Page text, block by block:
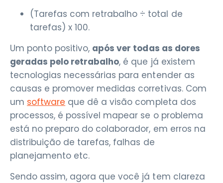
(Tarefas com retrabalho ÷ total de
tarefas) x 100.
Um ponto positivo, após ver todas as dores
geradas pelo retrabalho, é que já existem
tecnologias necessárias para entender as
causas e promover medidas corretivas. Com
um software que dê a visão completa dos
processos, é possível mapear se o problema
está no preparo do colaborador, em erros na
distribuição de tarefas, falhas de
planejamento etc.
Sendo assim, agora que você já tem clareza